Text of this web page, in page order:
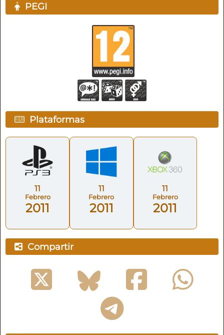
PEGI
Plataformas
11
Febrero
2011
11
Febrero
2011
11
Febrero
2011
Compartir